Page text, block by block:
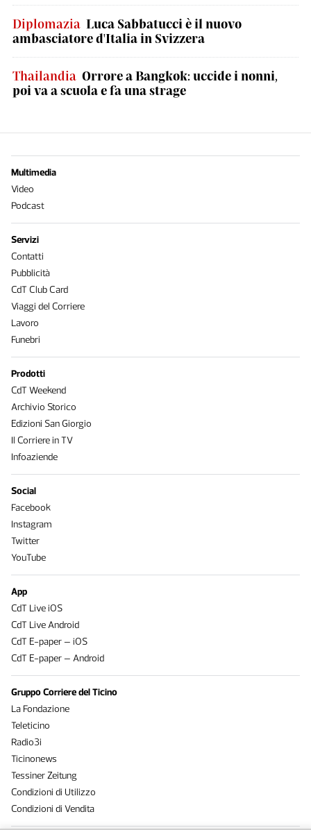
Diplomazia Luca Sabbatucci è il nuovo
ambasciatore d'Italia in Svizzera
Thailandia Orrore a Bangkok: uccide i nonni,
poi va a scuola e fa una strage
Multimedia
Video
Podcast
Servizi
Contatti
Pubblicità
CdT Club Card
Viaggi del Corriere
Lavoro
Funebri
Prodotti
CdT Weekend
Archivio Storico
Edizioni San Giorgio
Il Corriere in TV
Infoaziende
Social
Facebook
Instagram
Twitter
YouTube
App
CdT Live iOS
CdT Live Android
CdT E-paper – iOS
CdT E-paper – Android
Gruppo Corriere del Ticino
La Fondazione
Teleticino
Radio3i
Ticinonews
Tessiner Zeitung
Condizioni di Utilizzo
Condizioni di Vendita